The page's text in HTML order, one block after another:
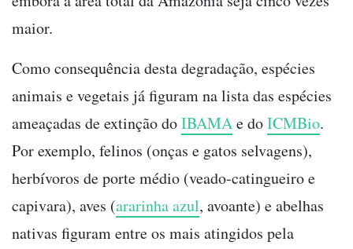
maior.
Como consequência desta degradação, espécies
animais e vegetais já figuram na lista das espécies
ameaçadas de extinção doIBAMAe doICMBio.
Por exemplo, felinos (onças e gatos selvagens),
herbívoros de porte médio (veado-catingueiro e
capivara), aves (ararinha azul, avoante) e abelhas
nativas figuram entre os mais atingidos pela